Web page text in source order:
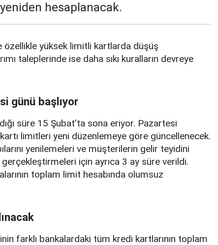
hesaplanacak.
özellikle yüksek limitli kartlarda düşüş
taleplerinde ise daha sıkı kuralların devreye
günü başlıyor
süre 15 Şubat’ta sona eriyor. Pazartesi
limitleri yeni düzenlemeye göre güncellenecek.
yenilemeleri ve müşterilerin gelir teyidini
için ayrıca 3 ay süre verildi.
toplam limit hesabında olumsuz
farklı bankalardaki tüm kredi kartlarının toplam